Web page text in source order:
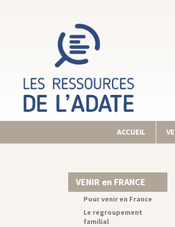
ACCUEIL
VENIR en FRANCE
Pour venir en France
Le regroupement
familial